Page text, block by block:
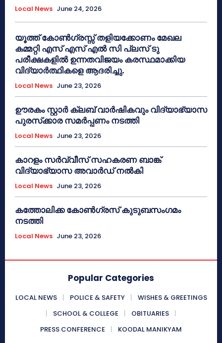
Local News June 24, 2026
യൂത്ത് കോൺഗ്രസ്സ് തളിയക്കോണം മേഖല
കമ്മറ്റി എസ് എസ് എൽ സി പ്ലസ് ടു
പരീക്ഷകളിൽ ഉന്നതവിജയം കരസ്ഥമാക്കിയ
വിദ്യാർത്ഥികളെ ആദരിച്ചു.
Local News June 23, 2026
ഊരകം സ്റ്റാർ ക്ലബ് വാർഷികവും വിദ്യാഭ്യാസ
പുരസ്‌ക്കാര സമർപ്പണം നടത്തി
Local News June 23, 2026
കാറളം സർവ്വീസ് സഹകരണ ബാങ്ക്
വിദ്യാഭ്യാസ അവാർഡ് നൽകി
Local News June 23, 2026
കത്തോലിക്ക കോൺഗ്രസ് കുടുബസംഗമം
നടത്തി
Local News June 23, 2026
Popular Categories
LOCAL NEWS POLICE & SAFETY
WISHES & GREETINGS
SCHOOL & COLLEGE
OBITUARIES
PRESS CONFERENCE
KOODAL MANIKYAM